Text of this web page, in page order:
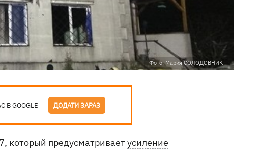
Фото: Мария СОЛОДОВНИК
В GOOGLE ДОДАТИ ЗАРАЗ
который предусматриваетусиление